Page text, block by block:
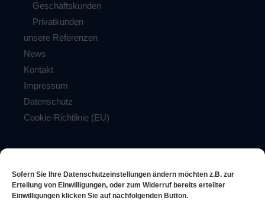
Sofern Sie Ihre Datenschutzeinstellungen ändern möchten z.B. zur
Erteilung von Einwilligungen, oder zum Widerruf bereits erteilter
Einwilligungen klicken Sie auf nachfolgenden Button.
Geschäftskunden
Privatkunden
unsere Referenzen
News
Kontakt
Impressum
Datenschutz
Cookie-Richtlinie (EU)
Antivirus – Lösungen
Backup und Storage Lösungen